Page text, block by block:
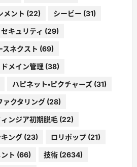
メント (22) シービー (31)
セキュリティ (29)
スネクスト (69)
ドメイン管理 (38)
ハピネット・ピクチャーズ (31)
ァクタリング (28)
ィンジア初期脱毛 (22)
ング (23) ロリポップ (21)
ト (66) 技術 (2634)